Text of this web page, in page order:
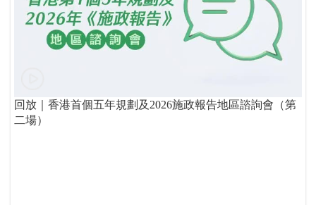
回放｜香港首個五年規劃及2026施政報告地區諮詢會（第
二場）